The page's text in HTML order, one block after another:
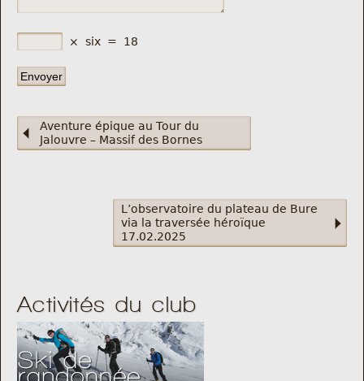
× six = 18
Aventure épique au Tour du
Jalouvre – Massif des Bornes
L’observatoire du plateau de Bure
via la traversée héroïque
17.02.2025
Activités du club